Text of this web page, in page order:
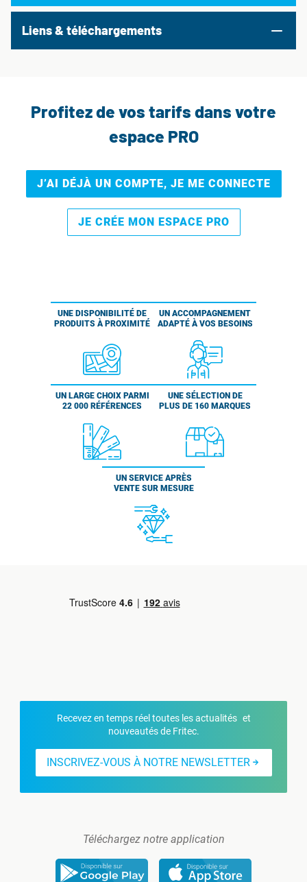
Liens & téléchargements
Profitez de vos tarifs dans votre
espace PRO
J’AI DÉJÀ UN COMPTE, JE ME CONNECTE
JE CRÉE MON ESPACE PRO
UNE DISPONIBILITÉ DE
PRODUITS À PROXIMITÉ
UN ACCOMPAGNEMENT
ADAPTÉ À VOS BESOINS
UN LARGE CHOIX PARMI
22 000 RÉFÉRENCES
UNE SÉLECTION DE
PLUS DE 160 MARQUES
UN SERVICE APRÈS
VENTE SUR MESURE
Recevez en temps réel toutes les actualités et
nouveautés de Fritec.
INSCRIVEZ-VOUS À NOTRE NEWSLETTER
Téléchargez notre application